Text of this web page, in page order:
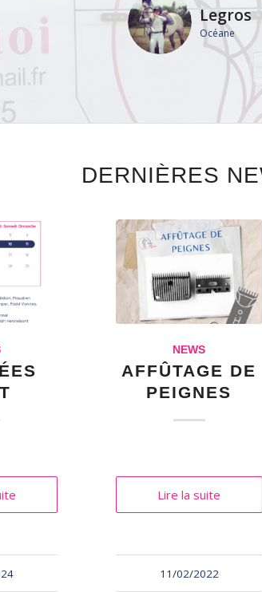
Legros
Océane
LC
Sophie
NEWS
AFFÛTAGE DE
PEIGNES